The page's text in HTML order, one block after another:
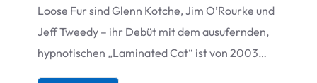
Loose Fur sind Glenn Kot­che, Jim O’Rourke und
Jeff Tweedy – ihr Debüt mit dem aus­ufern­den,
hyp­no­ti­schen „Lami­na­ted Cat“ ist von 2003…